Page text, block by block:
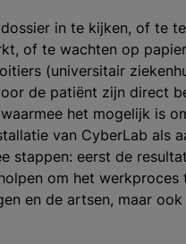
in te kijken, of te
of te wachten op
(universitair
de patiënt zijn direct
het mogelijk is
van CyberLab als
stappen: eerst de
om het werkproces
en de artsen, maar